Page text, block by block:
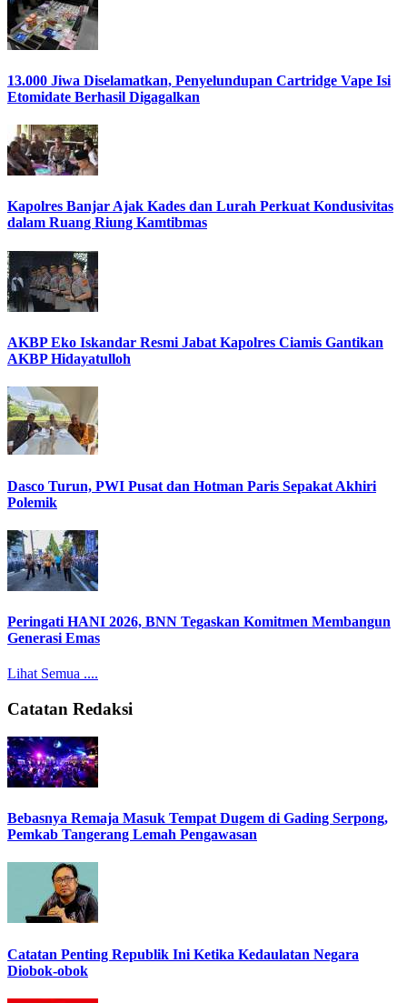
13.000 Jiwa Diselamatkan, Penyelundupan Cartridge Vape Isi
Etomidate Berhasil Digagalkan
Kapolres Banjar Ajak Kades dan Lurah Perkuat Kondusivitas
dalam Ruang Riung Kamtibmas
AKBP Eko Iskandar Resmi Jabat Kapolres Ciamis Gantikan
AKBP Hidayatulloh
Dasco Turun, PWI Pusat dan Hotman Paris Sepakat Akhiri
Polemik
Peringati HANI 2026, BNN Tegaskan Komitmen Membangun
Generasi Emas
Lihat Semua ....
Catatan Redaksi
Bebasnya Remaja Masuk Tempat Dugem di Gading Serpong,
Pemkab Tangerang Lemah Pengawasan
Catatan Penting Republik Ini Ketika Kedaulatan Negara
Diobok-obok